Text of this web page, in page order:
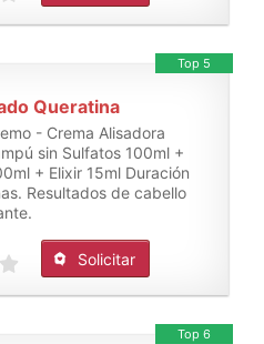
Top 5
Queratina
- Crema Alisadora
sin Sulfatos 100ml +
+ Elixir 15ml Duración
Resultados de cabello
Solicitar
Top 6